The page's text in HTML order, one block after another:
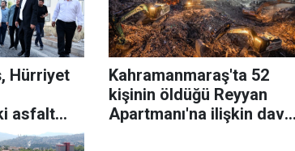
Hürriyet
asfalt
Kahramanmaraş'ta 52
kişinin öldüğü Reyyan
Apartmanı'na ilişkin dava